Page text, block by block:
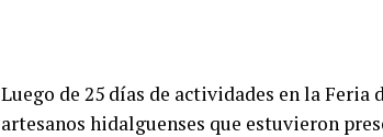
Luego de 25 días de actividades en la Feria
artesanos hidalguenses que estuvieron